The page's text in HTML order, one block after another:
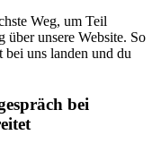
Weg, um Teil
über unsere Website. So
bei uns landen und du
bei